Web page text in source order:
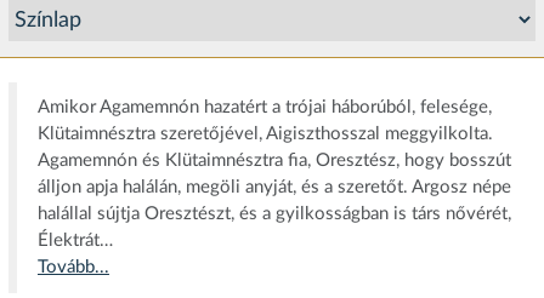
Amikor Agamemnón hazatért a trójai háborúból, felesége,
Klütaimnésztra szeretőjével, Aigiszthosszal meggyilkolta.
Agamemnón és Klütaimnésztra fia, Oresztész, hogy bosszút
álljon apja halálán, megöli anyját, és a szeretőt. Argosz népe
halállal sújtja Oresztészt, és a gyilkosságban is társ nővérét,
Élektrát…
Tovább...